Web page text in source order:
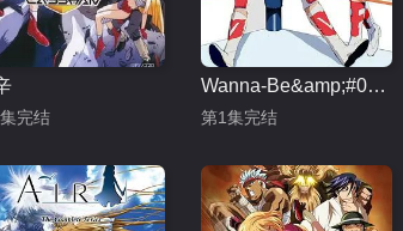
完结
Wanna-Be&amp;#039;s OVA
第1集完结